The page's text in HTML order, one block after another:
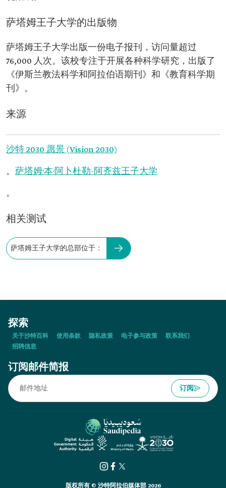
萨塔姆王子大学的出版物
萨塔姆王子大学出版一份电子报刊，访问量超过
76,000 人次。该校专注于开展各种科学研究，出版了
《伊斯兰教法科学和阿拉伯语期刊》和《教育科学期
刊》。
来源
沙特 2030 愿景 (Vision 2030)
。 萨塔姆·本·阿卜杜勒-阿齐兹王子大学
。
相关测试
萨塔姆王子大学的总部位于：
探索
关于沙特百科 使用条款 隐私政策 电子参与政策
联系我们
招聘信息
订阅邮件简报
订阅
版权所有 © 沙特阿拉伯媒体部 2026